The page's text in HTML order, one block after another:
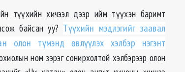
түүхийн хичээл дээр ийм түүхэн баримт
байсан уу? Түүхийн мэдлэгийг заавал
олон түмэнд өвлүүлэх хэлбэр нэгэнт
ном зэрэг сонирхолтой хэлбэрээр олон